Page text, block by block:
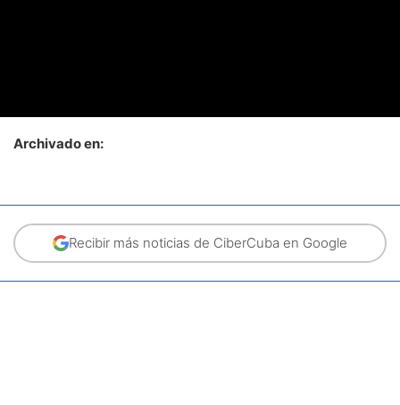
Archivado en:
Recibir más noticias de CiberCuba en Google